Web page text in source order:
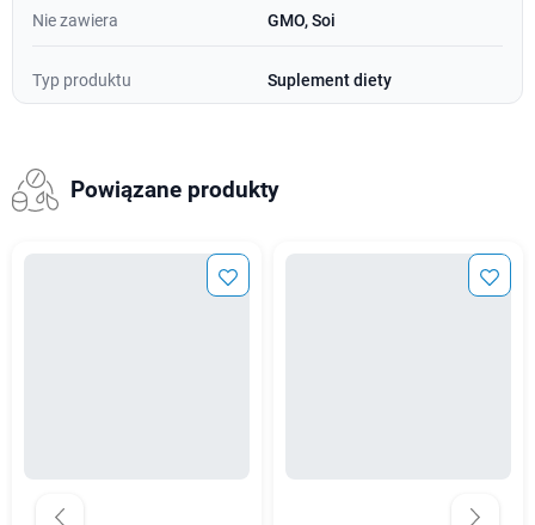
Nie zawiera GMO, Soi
Typ produktu Suplement diety
Powiązane produkty